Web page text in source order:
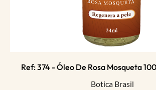
Ref: 374 - Óleo De Rosa Mosqueta
Botica Brasil